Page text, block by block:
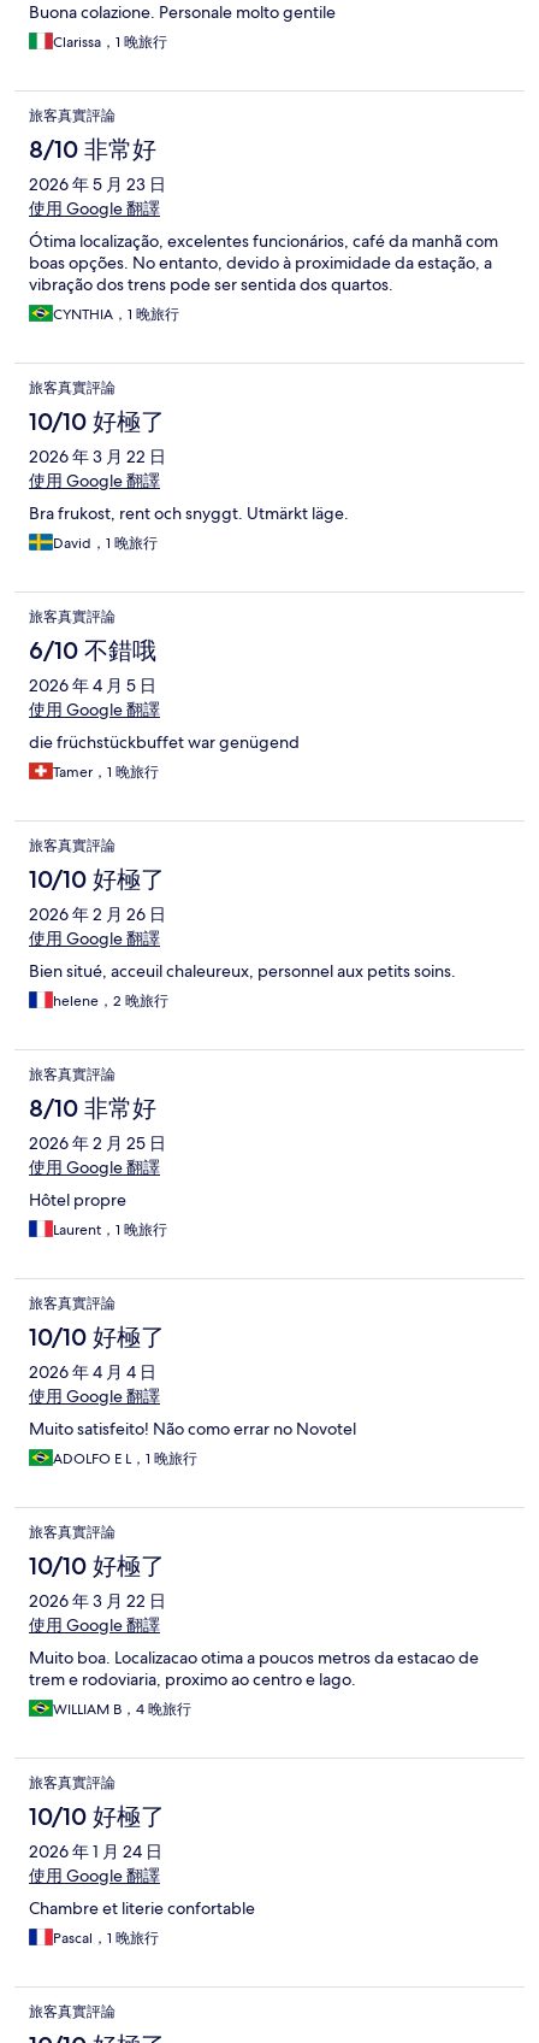
Buona colazione. Personale molto gentile
Clarissa，1 晚旅行
旅客真實評論
8/10 非常好
2026 年 5 月 23 日
使用 Google 翻譯
Ótima localização, excelentes funcionários, café da manhã com
boas opções. No entanto, devido à proximidade da estação, a
vibração dos trens pode ser sentida dos quartos.
CYNTHIA，1 晚旅行
旅客真實評論
10/10 好極了
2026 年 3 月 22 日
使用 Google 翻譯
Bra frukost, rent och snyggt. Utmärkt läge.
David，1 晚旅行
旅客真實評論
6/10 不錯哦
2026 年 4 月 5 日
使用 Google 翻譯
die früchstückbuffet war genügend
Tamer，1 晚旅行
旅客真實評論
10/10 好極了
2026 年 2 月 26 日
使用 Google 翻譯
Bien situé, acceuil chaleureux, personnel aux petits soins.
helene，2 晚旅行
旅客真實評論
8/10 非常好
2026 年 2 月 25 日
使用 Google 翻譯
Hôtel propre
Laurent，1 晚旅行
旅客真實評論
10/10 好極了
2026 年 4 月 4 日
使用 Google 翻譯
Muito satisfeito! Não como errar no Novotel
ADOLFO E L，1 晚旅行
旅客真實評論
10/10 好極了
2026 年 3 月 22 日
使用 Google 翻譯
Muito boa. Localizacao otima a poucos metros da estacao de
trem e rodoviaria, proximo ao centro e lago.
WILLIAM B，4 晚旅行
旅客真實評論
10/10 好極了
2026 年 1 月 24 日
使用 Google 翻譯
Chambre et literie confortable
Pascal，1 晚旅行
旅客真實評論